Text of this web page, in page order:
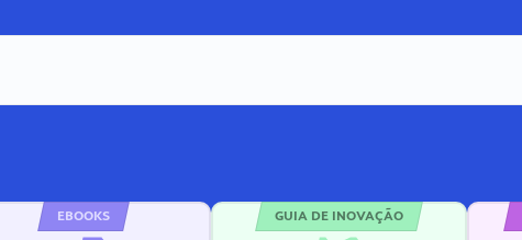
EBOOKS GUIA DE INOVAÇÃO